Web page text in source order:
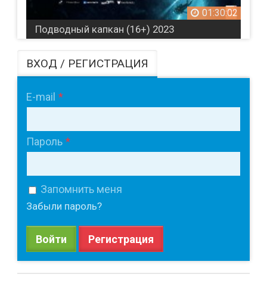
01:30:02
Подводный капкан (16+) 2023
ВХОД / РЕГИСТРАЦИЯ
E-mail
Пароль
Запомнить меня
Забыли пароль?
Войти Регистрация